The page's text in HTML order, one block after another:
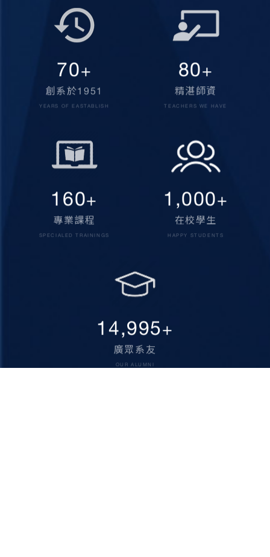
70+
創系於1951
YEARS OF EASTABLISH
80+
精湛師資
TEACHERS WE HAVE
160+
專業課程
SPECIALED TRAININGS
1,000+
在校學生
HAPPY STUDENTS
15,000+
廣眾系友
OUR ALUMNI